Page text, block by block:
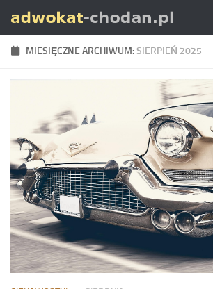
Skip to content
MIESIĘCZNE ARCHIWUM:SIERPIEŃ 2025